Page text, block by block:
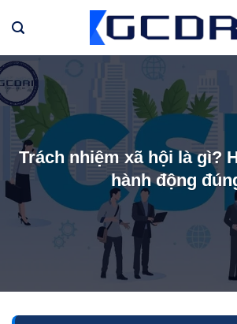
qua
dung
Trách nhiệm xã hội là gì?
hành động